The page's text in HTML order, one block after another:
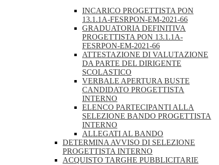
INCARICO PROGETTISTA PON
13.1.1A-FESRPON-EM-2021-66
GRADUATORIA DEFINITIVA
PROGETTISTA PON 13.1.1A-
FESRPON-EM-2021-66
ATTESTAZIONE DI VALUTAZIONE
DA PARTE DEL DIRIGENTE
SCOLASTICO
VERBALE APERTURA BUSTE
CANDIDATO PROGETTISTA
INTERNO
ELENCO PARTECIPANTI ALLA
SELEZIONE BANDO PROGETTISTA
INTERNO
ALLEGATI AL BANDO
DETERMINA AVVISO DI SELEZIONE
PROGETTISTA INTERNO
ACQUISTO TARGHE PUBBLICITARIE